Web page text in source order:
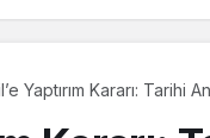
Yaptırım Kararı: Tarihi